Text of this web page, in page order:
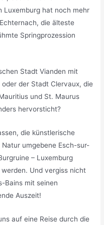
Luxemburg hat noch mehr
die älteste
Springprozession
Stadt Vianden mit
der Stadt Clervaux, die
und St. Maurus
hervorsticht?
die künstlerische
umgebene Esch-sur-
– Luxemburg
Und vergiss nicht
Bains mit seinen
Auszeit!
auf eine Reise durch die